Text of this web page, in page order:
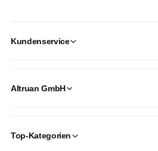
Kundenservice
Altruan GmbH
Top-Kategorien